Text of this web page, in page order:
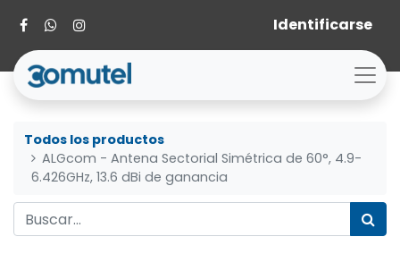
Identificarse
Todos los productos
ALGcom - Antena Sectorial Simétrica de 60°, 4.9-
6.426GHz, 13.6 dBi de ganancia